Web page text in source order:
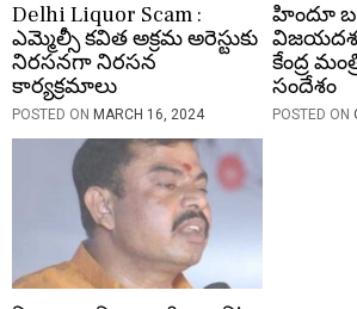
Delhi Liquor Scam :
ఎమ్మెల్సీ కవిత అక్రమ అరెస్టుకు
నిరసనగా నిరసన
కార్యక్రమాలు
POSTED ON MARCH 16, 2024
హిందూ
కేంద్ర
సందేశం
POSTED ON